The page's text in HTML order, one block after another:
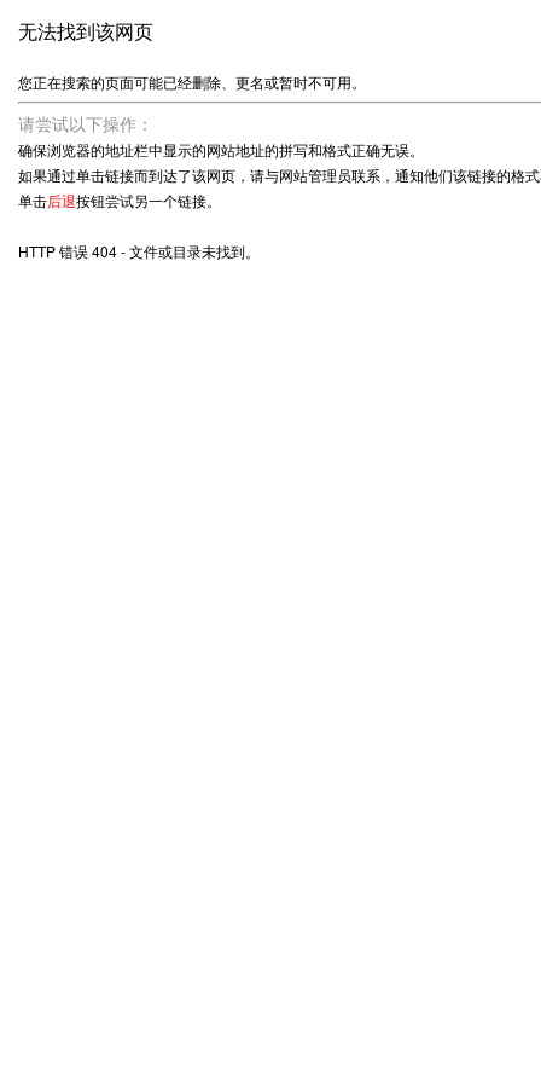
无法找到该网页
您正在搜索的页面可能已经删除、更名或暂时不可用。
请尝试以下操作：
确保浏览器的地址栏中显示的网站地址的拼写和格式正确无误。
如果通过单击链接而到达了该网页，请与网站管理员联系，通知他们该链接的格
单击后退按钮尝试另一个链接。
HTTP 错误 404 - 文件或目录未找到。